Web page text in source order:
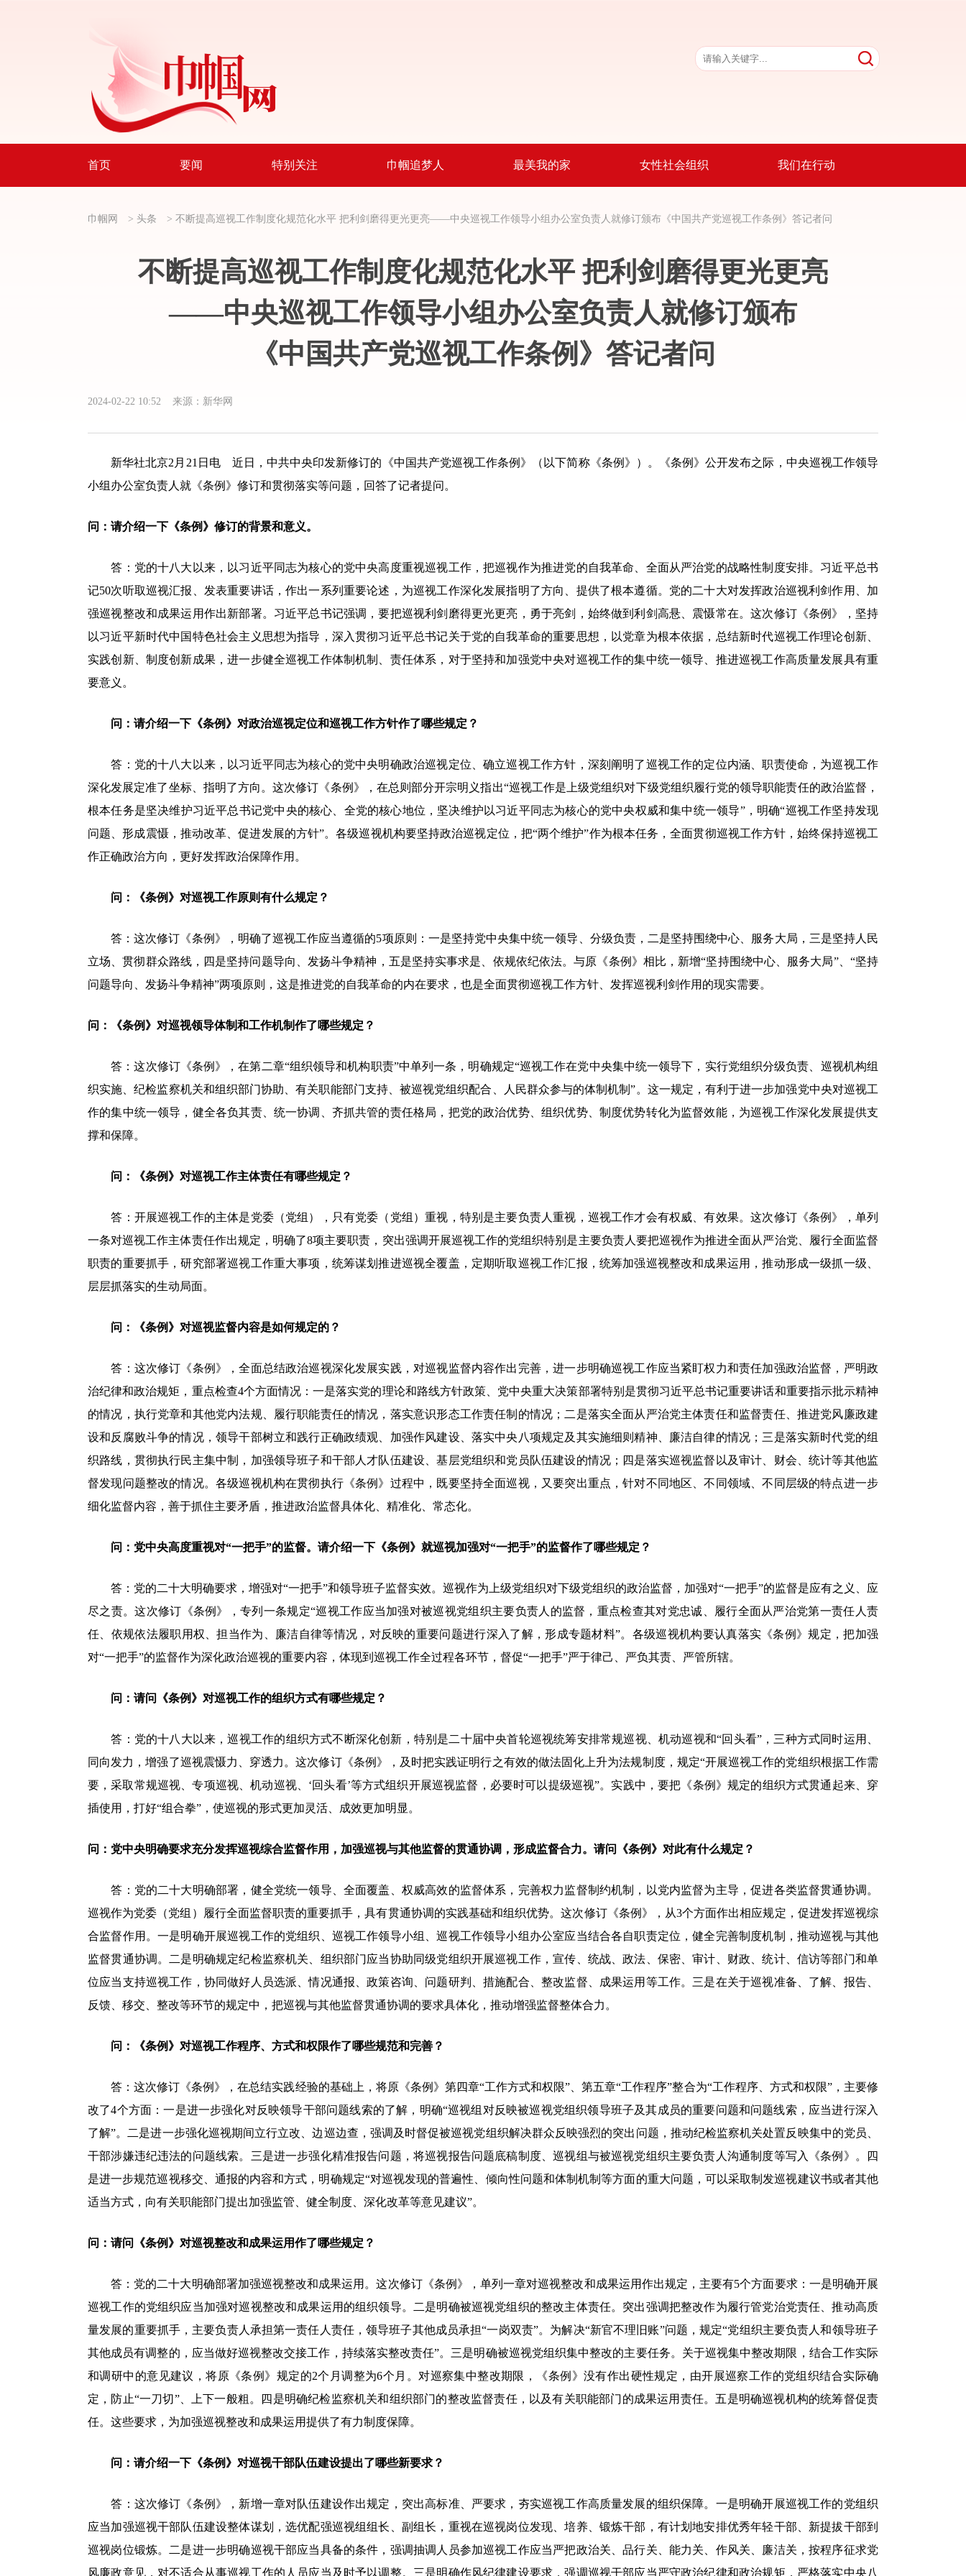
首页 要闻 特别关注 巾帼追梦人 最美我的家 女性社会组织 我们在行动
巾帼网 > 头条 > 不断提高巡视工作制度化规范化水平 把利剑磨得更光更亮——中央巡视工作领导小组办公室负责人就修订颁布 《中国共产党巡视工作条例》答记者问
不断提高巡视工作制度化规范化水平 把利剑磨得更光更亮
——中央巡视工作领导小组办公室负责人就修订颁布
《中国共产党巡视工作条例》答记者问
2024-02-22 10:52 来源：新华网
新华社北京2月21日电 近日，中共中央印发新修订的《中国共产党巡视工作条例》（以下简称《条例》）。《条例》公开发布之际，中央巡视工作领导
小组办公室负责人就《条例》修订和贯彻落实等问题，回答了记者提问。
问：请介绍一下《条例》修订的背景和意义。
答：党的十八大以来，以习近平同志为核心的党中央高度重视巡视工作，把巡视作为推进党的自我革命、全面从严治党的战略性制度安排。习近平总书
记50次听取巡视汇报、发表重要讲话，作出一系列重要论述，为巡视工作深化发展指明了方向、提供了根本遵循。党的二十大对发挥政治巡视利剑作用、加
强巡视整改和成果运用作出新部署。习近平总书记强调，要把巡视利剑磨得更光更亮，勇于亮剑，始终做到利剑高悬、震慑常在。这次修订《条例》，坚持
以习近平新时代中国特色社会主义思想为指导，深入贯彻习近平总书记关于党的自我革命的重要思想，以党章为根本依据，总结新时代巡视工作理论创新、
实践创新、制度创新成果，进一步健全巡视工作体制机制、责任体系，对于坚持和加强党中央对巡视工作的集中统一领导、推进巡视工作高质量发展具有重
要意义。
问：请介绍一下《条例》对政治巡视定位和巡视工作方针作了哪些规定？
答：党的十八大以来，以习近平同志为核心的党中央明确政治巡视定位、确立巡视工作方针，深刻阐明了巡视工作的定位内涵、职责使命，为巡视工作
深化发展定准了坐标、指明了方向。这次修订《条例》，在总则部分开宗明义指出“巡视工作是上级党组织对下级党组织履行党的领导职能责任的政治监督，
根本任务是坚决维护习近平总书记党中央的核心、全党的核心地位，坚决维护以习近平同志为核心的党中央权威和集中统一领导”，明确“巡视工作坚持发现
问题、形成震慑，推动改革、促进发展的方针”。各级巡视机构要坚持政治巡视定位，把“两个维护”作为根本任务，全面贯彻巡视工作方针，始终保持巡视工
作正确政治方向，更好发挥政治保障作用。
问：《条例》对巡视工作原则有什么规定？
答：这次修订《条例》，明确了巡视工作应当遵循的5项原则：一是坚持党中央集中统一领导、分级负责，二是坚持围绕中心、服务大局，三是坚持人民
立场、贯彻群众路线，四是坚持问题导向、发扬斗争精神，五是坚持实事求是、依规依纪依法。与原《条例》相比，新增“坚持围绕中心、服务大局”、“坚持
问题导向、发扬斗争精神”两项原则，这是推进党的自我革命的内在要求，也是全面贯彻巡视工作方针、发挥巡视利剑作用的现实需要。
问：《条例》对巡视领导体制和工作机制作了哪些规定？
答：这次修订《条例》，在第二章“组织领导和机构职责”中单列一条，明确规定“巡视工作在党中央集中统一领导下，实行党组织分级负责、巡视机构组
织实施、纪检监察机关和组织部门协助、有关职能部门支持、被巡视党组织配合、人民群众参与的体制机制”。这一规定，有利于进一步加强党中央对巡视工
作的集中统一领导，健全各负其责、统一协调、齐抓共管的责任格局，把党的政治优势、组织优势、制度优势转化为监督效能，为巡视工作深化发展提供支
撑和保障。
问：《条例》对巡视工作主体责任有哪些规定？
答：开展巡视工作的主体是党委（党组），只有党委（党组）重视，特别是主要负责人重视，巡视工作才会有权威、有效果。这次修订《条例》，单列
一条对巡视工作主体责任作出规定，明确了8项主要职责，突出强调开展巡视工作的党组织特别是主要负责人要把巡视作为推进全面从严治党、履行全面监督
职责的重要抓手，研究部署巡视工作重大事项，统筹谋划推进巡视全覆盖，定期听取巡视工作汇报，统筹加强巡视整改和成果运用，推动形成一级抓一级、
层层抓落实的生动局面。
问：《条例》对巡视监督内容是如何规定的？
答：这次修订《条例》，全面总结政治巡视深化发展实践，对巡视监督内容作出完善，进一步明确巡视工作应当紧盯权力和责任加强政治监督，严明政
治纪律和政治规矩，重点检查4个方面情况：一是落实党的理论和路线方针政策、党中央重大决策部署特别是贯彻习近平总书记重要讲话和重要指示批示精神
的情况，执行党章和其他党内法规、履行职能责任的情况，落实意识形态工作责任制的情况；二是落实全面从严治党主体责任和监督责任、推进党风廉政建
设和反腐败斗争的情况，领导干部树立和践行正确政绩观、加强作风建设、落实中央八项规定及其实施细则精神、廉洁自律的情况；三是落实新时代党的组
织路线，贯彻执行民主集中制，加强领导班子和干部人才队伍建设、基层党组织和党员队伍建设的情况；四是落实巡视监督以及审计、财会、统计等其他监
督发现问题整改的情况。各级巡视机构在贯彻执行《条例》过程中，既要坚持全面巡视，又要突出重点，针对不同地区、不同领域、不同层级的特点进一步
细化监督内容，善于抓住主要矛盾，推进政治监督具体化、精准化、常态化。
问：党中央高度重视对“一把手”的监督。请介绍一下《条例》就巡视加强对“一把手”的监督作了哪些规定？
答：党的二十大明确要求，增强对“一把手”和领导班子监督实效。巡视作为上级党组织对下级党组织的政治监督，加强对“一把手”的监督是应有之义、应
尽之责。这次修订《条例》，专列一条规定“巡视工作应当加强对被巡视党组织主要负责人的监督，重点检查其对党忠诚、履行全面从严治党第一责任人责
任、依规依法履职用权、担当作为、廉洁自律等情况，对反映的重要问题进行深入了解，形成专题材料”。各级巡视机构要认真落实《条例》规定，把加强
对“一把手”的监督作为深化政治巡视的重要内容，体现到巡视工作全过程各环节，督促“一把手”严于律己、严负其责、严管所辖。
问：请问《条例》对巡视工作的组织方式有哪些规定？
答：党的十八大以来，巡视工作的组织方式不断深化创新，特别是二十届中央首轮巡视统筹安排常规巡视、机动巡视和“回头看”，三种方式同时运用、
同向发力，增强了巡视震慑力、穿透力。这次修订《条例》，及时把实践证明行之有效的做法固化上升为法规制度，规定“开展巡视工作的党组织根据工作需
要，采取常规巡视、专项巡视、机动巡视、‘回头看’等方式组织开展巡视监督，必要时可以提级巡视”。实践中，要把《条例》规定的组织方式贯通起来、穿
插使用，打好“组合拳”，使巡视的形式更加灵活、成效更加明显。
问：党中央明确要求充分发挥巡视综合监督作用，加强巡视与其他监督的贯通协调，形成监督合力。请问《条例》对此有什么规定？
答：党的二十大明确部署，健全党统一领导、全面覆盖、权威高效的监督体系，完善权力监督制约机制，以党内监督为主导，促进各类监督贯通协调。
巡视作为党委（党组）履行全面监督职责的重要抓手，具有贯通协调的实践基础和组织优势。这次修订《条例》，从3个方面作出相应规定，促进发挥巡视综
合监督作用。一是明确开展巡视工作的党组织、巡视工作领导小组、巡视工作领导小组办公室应当结合各自职责定位，健全完善制度机制，推动巡视与其他
监督贯通协调。二是明确规定纪检监察机关、组织部门应当协助同级党组织开展巡视工作，宣传、统战、政法、保密、审计、财政、统计、信访等部门和单
位应当支持巡视工作，协同做好人员选派、情况通报、政策咨询、问题研判、措施配合、整改监督、成果运用等工作。三是在关于巡视准备、了解、报告、
反馈、移交、整改等环节的规定中，把巡视与其他监督贯通协调的要求具体化，推动增强监督整体合力。
问：《条例》对巡视工作程序、方式和权限作了哪些规范和完善？
答：这次修订《条例》，在总结实践经验的基础上，将原《条例》第四章“工作方式和权限”、第五章“工作程序”整合为“工作程序、方式和权限”，主要修
改了4个方面：一是进一步强化对反映领导干部问题线索的了解，明确“巡视组对反映被巡视党组织领导班子及其成员的重要问题和问题线索，应当进行深入
了解”。二是进一步强化巡视期间立行立改、边巡边查，强调及时督促被巡视党组织解决群众反映强烈的突出问题，推动纪检监察机关处置反映集中的党员、
干部涉嫌违纪违法的问题线索。三是进一步强化精准报告问题，将巡视报告问题底稿制度、巡视组与被巡视党组织主要负责人沟通制度等写入《条例》。四
是进一步规范巡视移交、通报的内容和方式，明确规定“对巡视发现的普遍性、倾向性问题和体制机制等方面的重大问题，可以采取制发巡视建议书或者其他
适当方式，向有关职能部门提出加强监管、健全制度、深化改革等意见建议”。
问：请问《条例》对巡视整改和成果运用作了哪些规定？
答：党的二十大明确部署加强巡视整改和成果运用。这次修订《条例》，单列一章对巡视整改和成果运用作出规定，主要有5个方面要求：一是明确开展
巡视工作的党组织应当加强对巡视整改和成果运用的组织领导。二是明确被巡视党组织的整改主体责任。突出强调把整改作为履行管党治党责任、推动高质
量发展的重要抓手，主要负责人承担第一责任人责任，领导班子其他成员承担“一岗双责”。为解决“新官不理旧账”问题，规定“党组织主要负责人和领导班子
其他成员有调整的，应当做好巡视整改交接工作，持续落实整改责任”。三是明确被巡视党组织集中整改的主要任务。关于巡视集中整改期限，结合工作实际
和调研中的意见建议，将原《条例》规定的2个月调整为6个月。对巡察集中整改期限，《条例》没有作出硬性规定，由开展巡察工作的党组织结合实际确
定，防止“一刀切”、上下一般粗。四是明确纪检监察机关和组织部门的整改监督责任，以及有关职能部门的成果运用责任。五是明确巡视机构的统筹督促责
任。这些要求，为加强巡视整改和成果运用提供了有力制度保障。
问：请介绍一下《条例》对巡视干部队伍建设提出了哪些新要求？
答：这次修订《条例》，新增一章对队伍建设作出规定，突出高标准、严要求，夯实巡视工作高质量发展的组织保障。一是明确开展巡视工作的党组织
应当加强巡视干部队伍建设整体谋划，选优配强巡视组组长、副组长，重视在巡视岗位发现、培养、锻炼干部，有计划地安排优秀年轻干部、新提拔干部到
巡视岗位锻炼。二是进一步明确巡视干部应当具备的条件，强调抽调人员参加巡视工作应当严把政治关、品行关、能力关、作风关、廉洁关，按程序征求党
风廉政意见，对不适合从事巡视工作的人员应当及时予以调整。三是明确作风纪律建设要求，强调巡视干部应当严守政治纪律和政治规矩，严格落实中央八